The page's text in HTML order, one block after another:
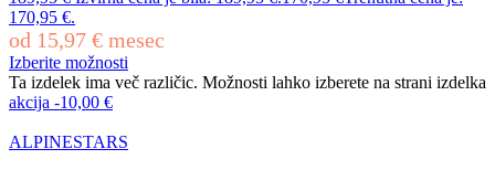
170,95 €.
od 15,97 € mesec
Izberite možnosti
Ta izdelek ima več različic. Možnosti lahko izberete na strani izdelka
akcija -10,00 €
ALPINESTARS